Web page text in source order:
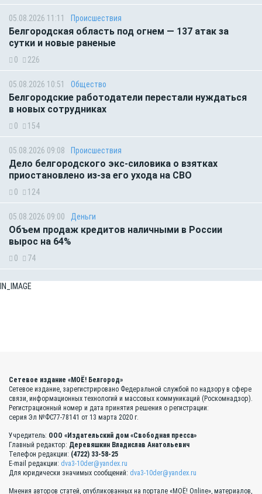
05.08.2026 11:11 Происшествия
Белгородская область под огнем — 137 атак за
сутки и новые раненые
0 226
05.08.2026 10:51 Общество
Белгородские работодатели перестали нуждаться
в новых сотрудниках
0 154
05.08.2026 09:08 Происшествия
Дело белгородского экс-силовика о взятках
приостановлено из-за его ухода на СВО
0 124
05.08.2026 09:00 Деньги
Объем продаж кредитов наличными в России
вырос на 64%
0 74
IN_IMAGE
Сетевое издание «МОЁ! Белгород»
Сетевое издание, зарегистрировано Федеральной службой по надзору в сфере
связи, информационных технологий и массовых коммуникаций (Роскомнадзор).
Регистрационный номер и дата принятия решения о регистрации:
серия Эл №ФС77-78141 от 13 марта 2020 г.
Учредитель: ООО «Издательский дом «Свободная пресса»
Главный редактор: Деревяшкин Владислав Анатольевич
Телефон редакции: (4722) 33-58-25
E-mail редакции: dva3-10der@yandex.ru
Для юридически значимых сообщений: dva3-10der@yandex.ru
Мнения авторов статей, опубликованных на портале «МОЁ! Online», материалов,